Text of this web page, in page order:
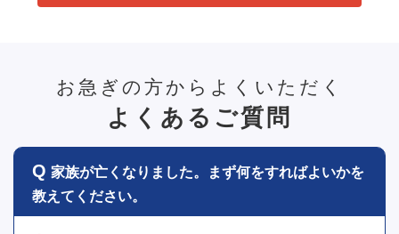
お急ぎの方からよくいただく
よくあるご質問
家族が亡くなりました。まず何をすればよいかを
教えてください。